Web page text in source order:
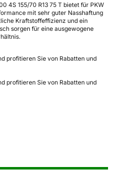
4S 155/70 R13 75 T bietet für PKW
mit sehr guter Nasshaftung
Kraftstoffeffizienz und ein
sorgen für eine ausgewogene
profitieren Sie von Rabatten und
profitieren Sie von Rabatten und